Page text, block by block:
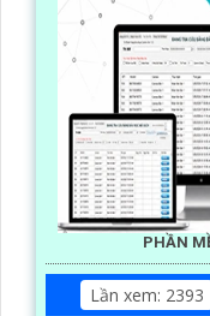
PHẦN
Lần xem: 2393